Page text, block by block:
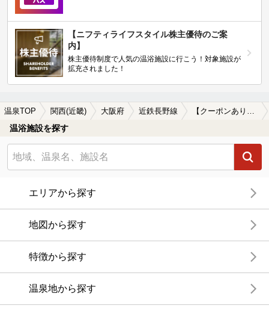
【ニフティライフスタイル株主優待のご案
内】
株主優待制度で人気の温浴施設に行こう！対象施設が
拡充されました！
温泉TOP 関西(近畿) 大阪府 近鉄長野線 【クーポンあり】サウナ付きの近鉄長野線周辺の温泉、日帰り温泉、スーパー銭湯を探す
温浴施設を探す
エリアから探す
地図から探す
特徴から探す
温泉地から探す